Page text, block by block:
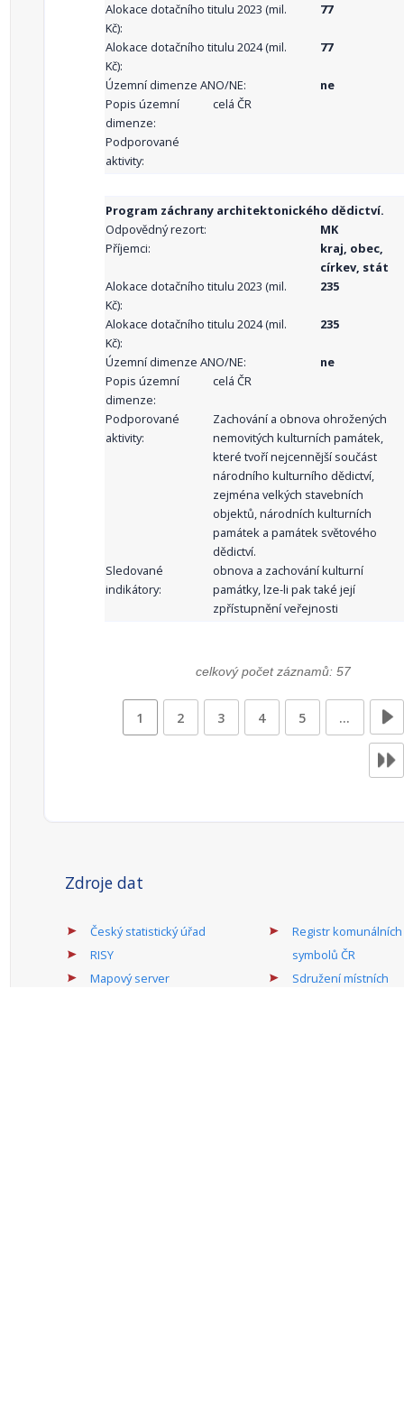
Alokace dotačního titulu 2023 (mil.
Kč):
77
Alokace dotačního titulu 2024 (mil.
Kč):
77
Územní dimenze ANO/NE:
ne
Popis územní
dimenze:
celá ČR
Podporované
aktivity:
Program záchrany architektonického dědictví.
Odpovědný rezort:
MK
Příjemci:
kraj, obec,
církev, stát
Alokace dotačního titulu 2023 (mil.
Kč):
235
Alokace dotačního titulu 2024 (mil.
Kč):
235
Územní dimenze ANO/NE:
ne
Popis územní
dimenze:
celá ČR
Podporované
aktivity:
Zachování a obnova ohrožených
nemovitých kulturních památek,
které tvoří nejcennější součást
národního kulturního dědictví,
zejména velkých stavebních
objektů, národních kulturních
památek a památek světového
dědictví.
Sledované
indikátory:
obnova a zachování kulturní
památky, lze-li pak také její
zpřístupnění veřejnosti
celkový počet záznamů: 57
1 2 3 4 5 …
Zdroje dat
Český statistický úřad
RISY
Mapový server
Registr komunálních
symbolů ČR
Sdružení místních